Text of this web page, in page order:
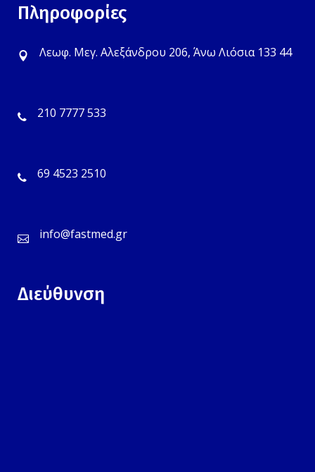
Πληροφορίες
Λεωφ. Μεγ. Αλεξάνδρου 206, Άνω Λιόσια 133 44
210 7777 533
69 4523 2510
info@fastmed.gr
Διεύθυνση